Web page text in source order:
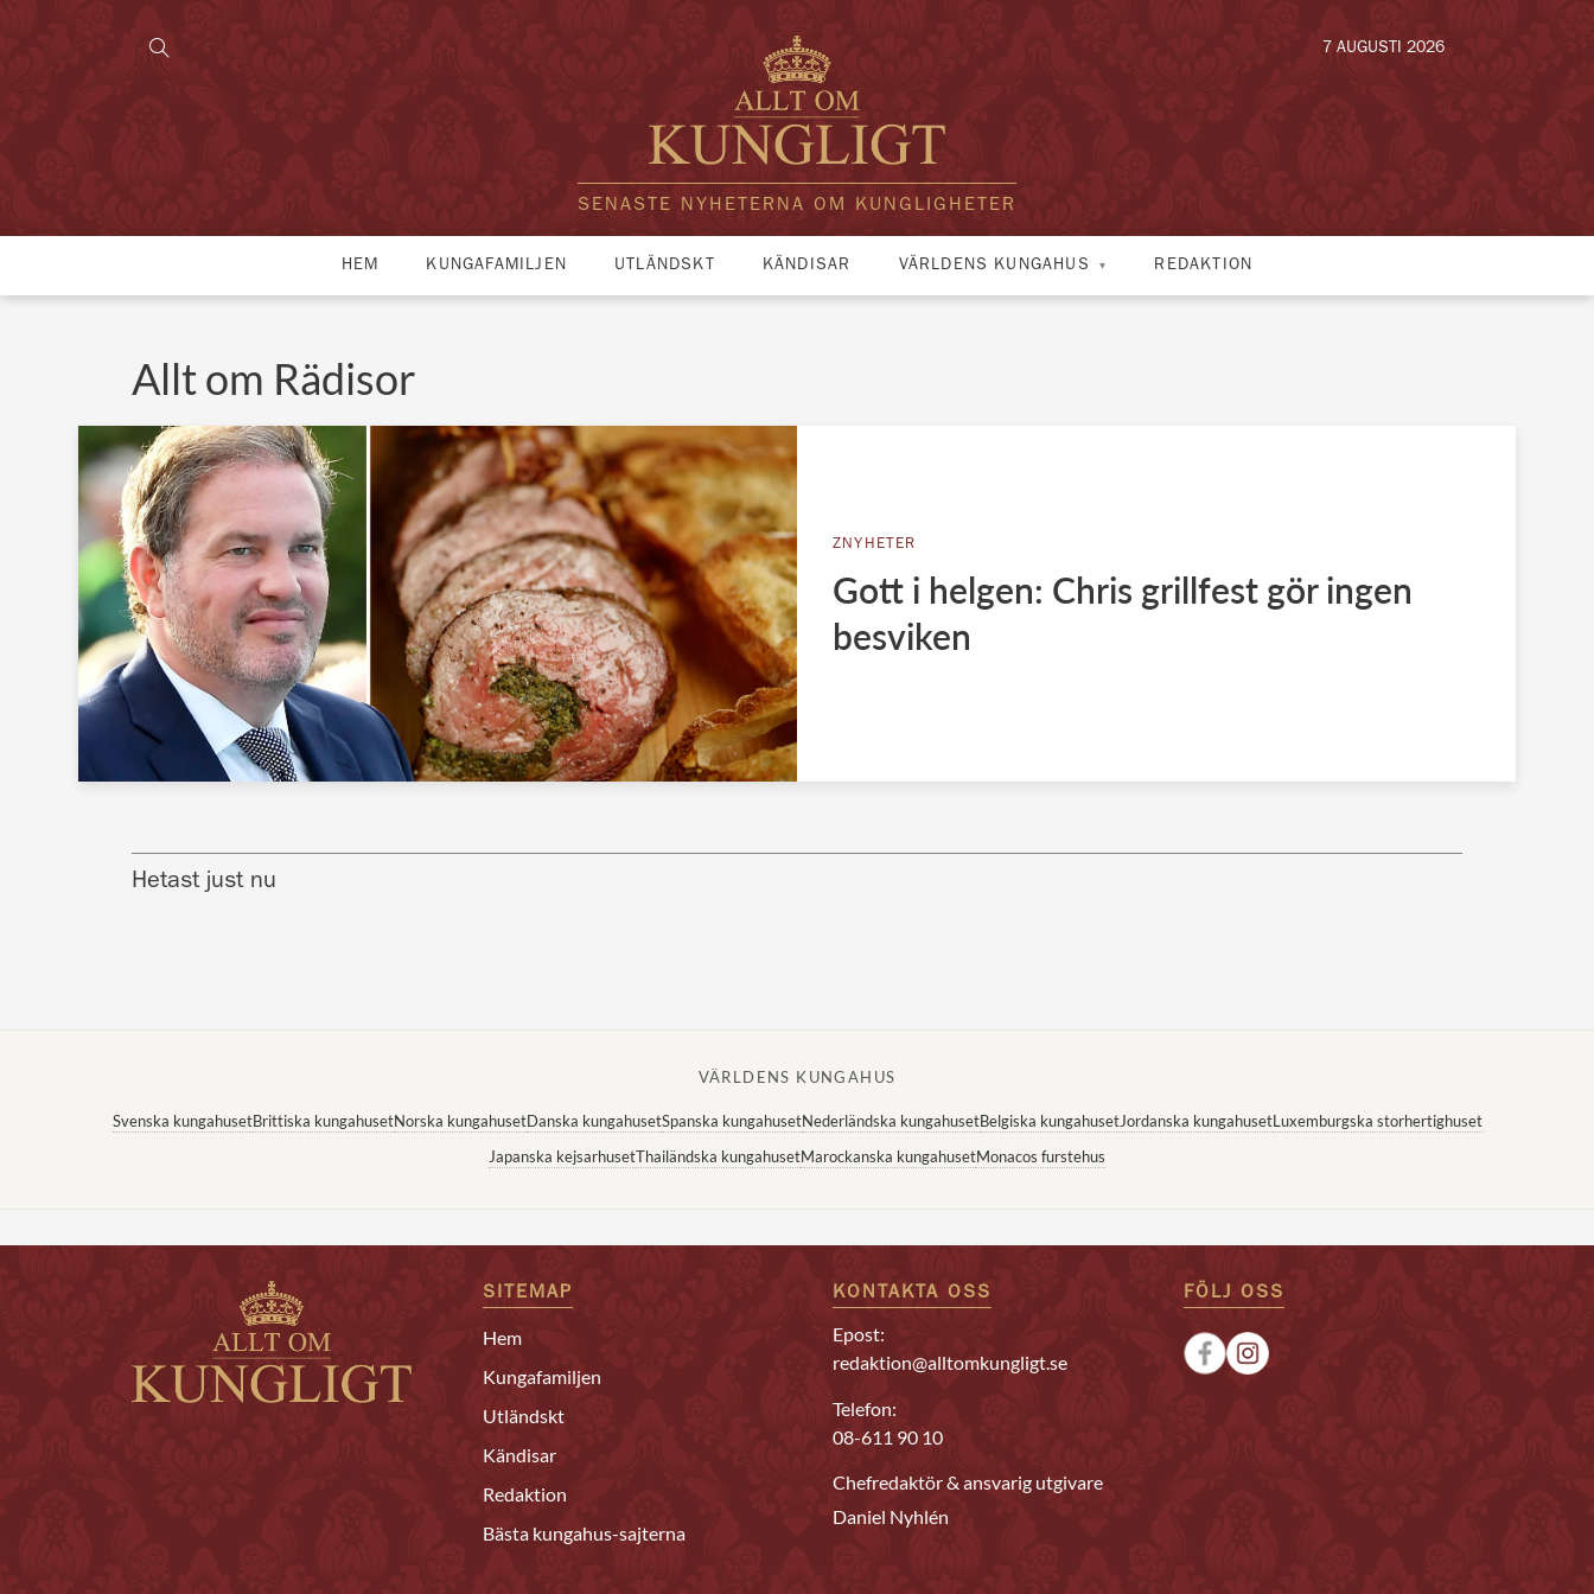
SENASTE NYHETERNA OM KUNGLIGHETER
7 AUGUSTI 2026
HEM KUNGAFAMILJEN UTLÄNDSKT KÄNDISAR VÄRLDENS KUNGAHUS REDAKTION
Allt om Rädisor
ZNYHETER
Gott i helgen: Chris grillfest gör ingen
besviken
Hetast just nu
VÄRLDENS KUNGAHUS
Svenska kungahusetBrittiska kungahusetNorska kungahusetDanska kungahusetSpanska kungahusetNederländska kungahusetBelgiska kungahusetJordanska kungahusetLuxemburgska storhertighuset
Japanska kejsarhusetThailändska kungahusetMarockanska kungahusetMonacos furstehus
SITEMAP
Hem
Kungafamiljen
Utländskt
Kändisar
Redaktion
Bästa kungahus-sajterna
KONTAKTA OSS
Epost:
redaktion@alltomkungligt.se
Telefon:
08-611 90 10
Chefredaktör & ansvarig utgivare
Daniel Nyhlén
FÖLJ OSS